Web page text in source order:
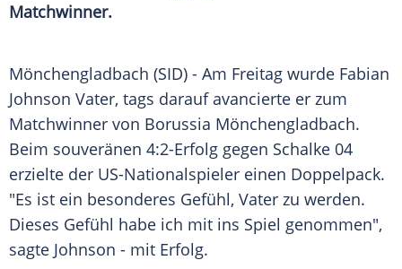
Matchwinner.
Mönchengladbach (SID) - Am Freitag wurde Fabian
Johnson Vater, tags darauf avancierte er zum
Matchwinner von Borussia Mönchengladbach.
Beim souveränen 4:2-Erfolg gegen Schalke 04
erzielte der US-Nationalspieler einen Doppelpack.
"Es ist ein besonderes Gefühl, Vater zu werden.
Dieses Gefühl habe ich mit ins Spiel genommen",
sagte Johnson - mit Erfolg.